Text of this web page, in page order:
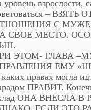
уровень взрослости,
–
С
СВОЕ МЕСТО.
ЭТОМ- ГЛАВА
ЕМУ
правах могла
ПРАВИТ.
ОНА ВНЕСЛА В
ЕСЛИ ЭТО